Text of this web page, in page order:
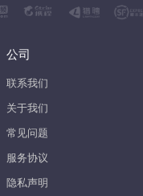
公司
联系我们
关于我们
常见问题
服务协议
隐私声明